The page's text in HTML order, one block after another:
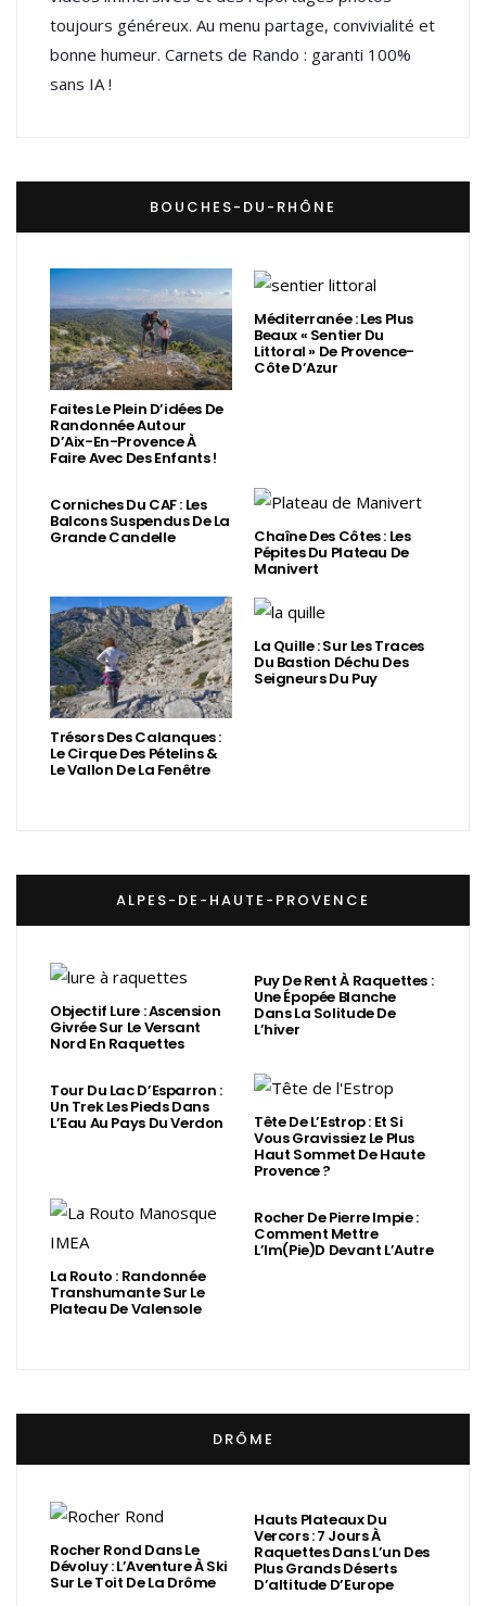
toujours généreux. Au menu partage, convivialité et
bonne humeur. Carnets de Rando : garanti 100%
sans IA !
BOUCHES-DU-RHÔNE
Faites Le Plein D’idées De
Randonnée Autour
D’Aix-En-Provence À
Faire Avec Des Enfants !
Méditerranée : Les Plus
Beaux « Sentier Du
Littoral » De Provence-
Côte D’Azur
Corniches Du CAF : Les
Balcons Suspendus De La
Grande Candelle Chaîne Des Côtes : Les
Pépites Du Plateau De
Manivert
Trésors Des Calanques :
Le Cirque Des Pételins &
Le Vallon De La Fenêtre
La Quille : Sur Les Traces
Du Bastion Déchu Des
Seigneurs Du Puy
ALPES-DE-HAUTE-PROVENCE
Objectif Lure : Ascension
Givrée Sur Le Versant
Nord En Raquettes
Puy De Rent À Raquettes :
Une Épopée Blanche
Dans La Solitude De
L’hiver
Tour Du Lac D’Esparron :
Un Trek Les Pieds Dans
L’Eau Au Pays Du Verdon Tête De L’Estrop : Et Si
Vous Gravissiez Le Plus
Haut Sommet De Haute
Provence ?
La Routo : Randonnée
Transhumante Sur Le
Plateau De Valensole
Rocher De Pierre Impie :
Comment Mettre
L’Im(Pie)d Devant L’Autre
DRÔME
Rocher Rond Dans Le
Dévoluy : L’Aventure À Ski
Sur Le Toit De La Drôme
Hauts Plateaux Du
Vercors : 7 Jours À
Raquettes Dans L’un Des
Plus Grands Déserts
D’altitude D’Europe